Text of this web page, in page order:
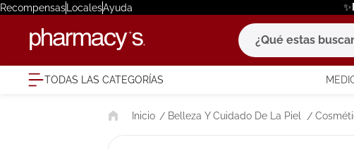
RecompensasLocalesAyuda
¿Qué estas buscando?
TODAS LAS CATEGORÍAS
Belleza Y Cuidado De La Piel
términos
1 . eucerin